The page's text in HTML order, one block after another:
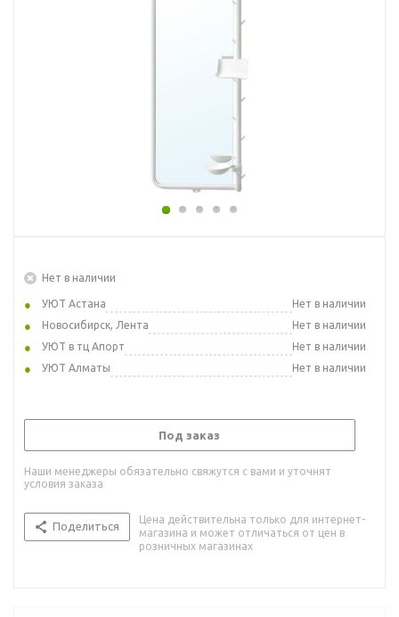
Нет в наличии
УЮТ Астана
Нет в наличии
Новосибирск, Лента
Нет в наличии
УЮТ в тц Апорт
Нет в наличии
УЮТ Алматы
Нет в наличии
Под заказ
Наши менеджеры обязательно свяжутся с вами и уточнят
условия заказа
Поделиться
Цена действительна только для интернет-
магазина и может отличаться от цен в
розничных магазинах